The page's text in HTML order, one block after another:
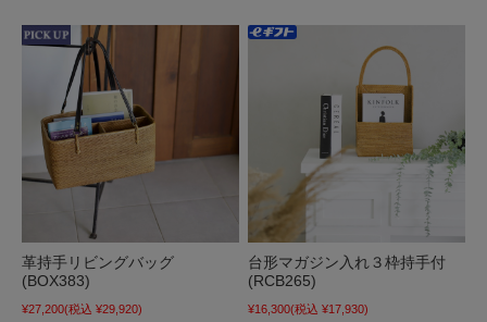
革持手リビングバッグ
(BOX383)
¥27,200(税込 ¥29,920)
台形マガジン入れ３枠持手付
(RCB265)
¥16,300(税込 ¥17,930)